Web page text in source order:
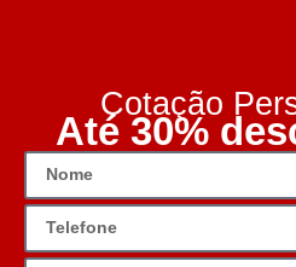
Cotação
Até 30%